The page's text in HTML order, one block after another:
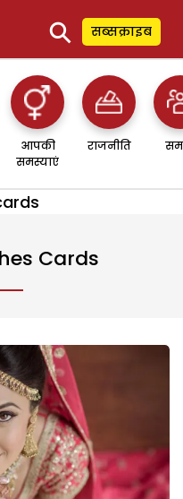
⚲ सब्सक्राइब
आपकी
समस्याएं
राजनीति
Cards